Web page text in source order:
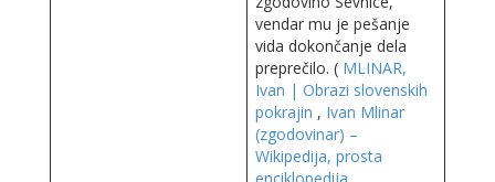
vendar mu je pešanje
vida dokončanje dela
preprečilo. ( MLINAR,
Ivan | Obrazi slovenskih
pokrajin , Ivan Mlinar
(zgodovinar) –
Wikipedija, prosta